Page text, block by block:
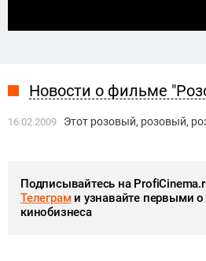
Новости о фильме
16.02.2009 Этот розовый, розовый,
Подписывайтесь на
Телеграми узнавайте первыми о
кинобизнеса